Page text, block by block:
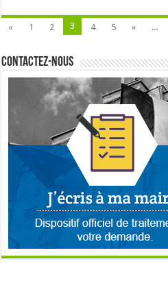
« 1 2 3 4 5 » ...
Contactez-nous